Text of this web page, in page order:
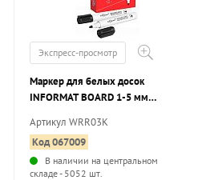
Экспресс-просмотр
Маркер для белых досок
INFORMAT BOARD 1-5 мм
Артикул WRR03K
Код 067009
В наличии на центральном
складе - 5052 шт.